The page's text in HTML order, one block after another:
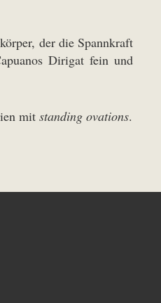
der die Spannkraft
Dirigat fein und
mit standing ovations.